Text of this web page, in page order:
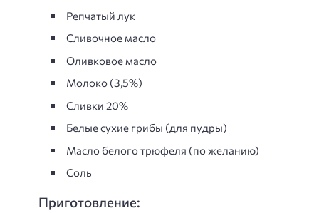
Репчатый лук
Сливочное масло
Оливковое масло
Молоко (3,5%)
Сливки 20%
Белые сухие грибы (для пудры)
Масло белого трюфеля (по желанию)
Соль
Приготовление: